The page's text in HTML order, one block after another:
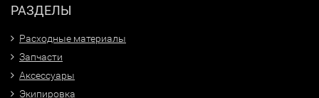
РАЗДЕЛЫ
Расходные материалы
Запчасти
Аксессуары
Экипировка